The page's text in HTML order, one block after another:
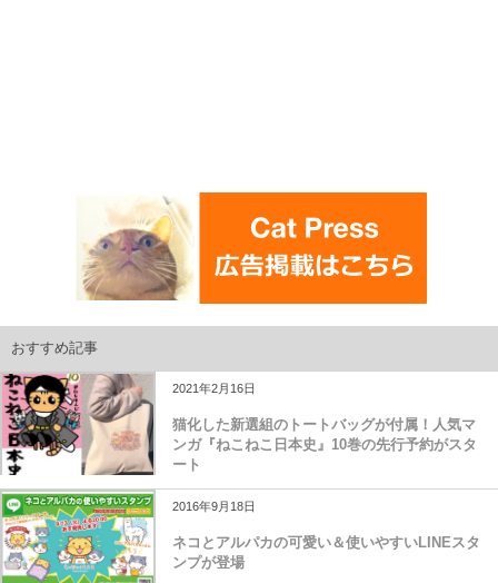
おすすめ記事
2021年2月16日
猫化した新選組のトートバッグが付属！人気マ
ンガ『ねこねこ日本史』10巻の先行予約がスタ
ート
2016年9月18日
ネコとアルパカの可愛い＆使いやすいLINEスタ
ンプが登場